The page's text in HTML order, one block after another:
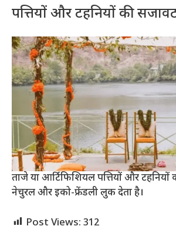
पत्तियों और टहनियों की
ताजे या आर्टिफिशियल पत्तियों और
नेचुरल और इको-फ्रेंडली लुक देता है।
Post Views: 312